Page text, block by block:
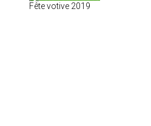
Fête votive 2019